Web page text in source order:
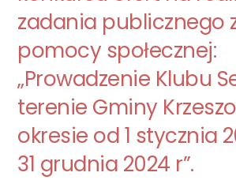
zadania publicznego
pomocy społecznej:
„Prowadzenie Klubu
terenie Gminy
okresie od 1 stycznia
31 grudnia 2024 r”.